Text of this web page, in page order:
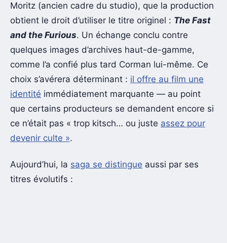
Moritz (ancien cadre du studio), que la production
obtient le droit d’utiliser le titre originel : The Fast
and the Furious. Un échange conclu contre
quelques images d’archives haut-de-gamme,
comme l’a confié plus tard Corman lui-même. Ce
choix s’avérera déterminant : il offre au film une
identité immédiatement marquante — au point
que certains producteurs se demandent encore si
ce n’était pas « trop kitsch… ou juste assez pour
devenir culte ».
Aujourd’hui, la saga se distingue aussi par ses
titres évolutifs :